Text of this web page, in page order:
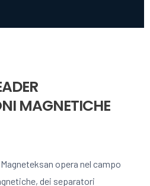
MAGNETICHE
opera nel campo
dei separatori